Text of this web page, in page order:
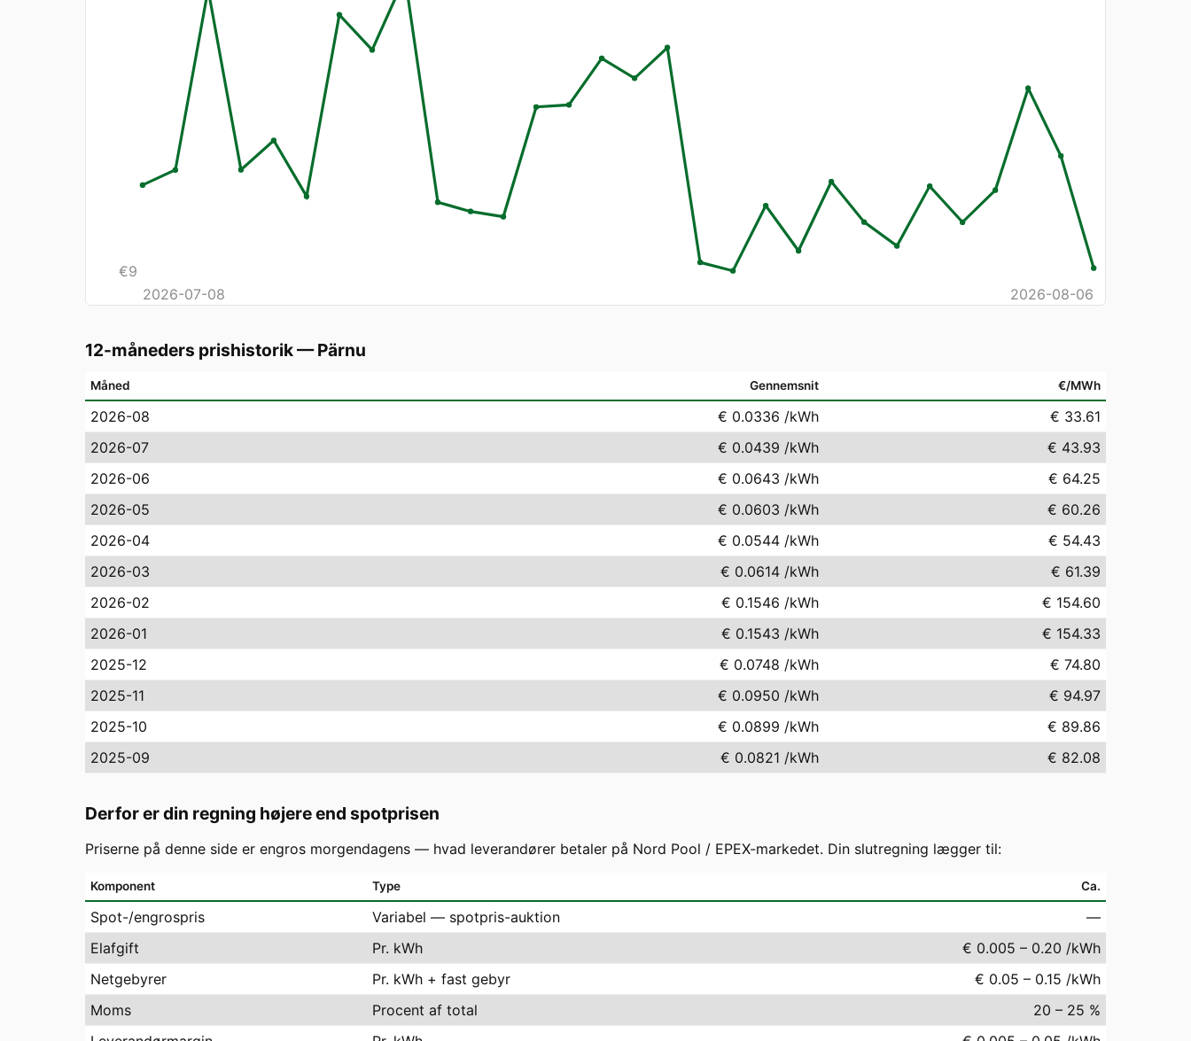
€9
2026-07-08
2026-08-06
12-måneders prishistorik—Pärnu
Måned Gennemsnit €/MWh
2026-08 € 0.0336 /kWh
€ 33.61
2026-07
€ 0.0439 /kWh
€ 43.93
2026-06
€ 0.0643 /kWh
€ 64.25
2026-05
€ 0.0603 /kWh
€ 60.26
2026-04
€ 0.0544 /kWh
€ 54.43
2026-03
€ 0.0614 /kWh
€ 61.39
2026-02
€ 0.1546 /kWh
€ 154.60
2026-01
€ 0.1543 /kWh
€ 154.33
2025-12
€ 0.0748 /kWh
€ 74.80
2025-11
€ 0.0950 /kWh
€ 94.97
2025-10
€ 0.0899 /kWh
€ 89.86
2025-09
€ 0.0821 /kWh € 82.08
Derfor er din regning højere end spotprisen
Priserne på denne side er engros morgendagens — hvad leverandører betaler på Nord Pool / EPEX-markedet. Din slutregning lægger til:
Komponent Type Ca.
Spot-/engrospris Variabel — spotpris-auktion
—
Elafgift
Pr. kWh
€ 0.005 – 0.20 /kWh
Netgebyrer
Pr. kWh + fast gebyr
€ 0.05 – 0.15 /kWh
Moms
Procent af total
20 – 25 %